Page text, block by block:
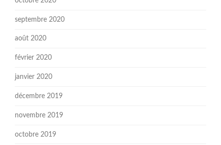
septembre 2020
août 2020
février 2020
janvier 2020
décembre 2019
novembre 2019
octobre 2019